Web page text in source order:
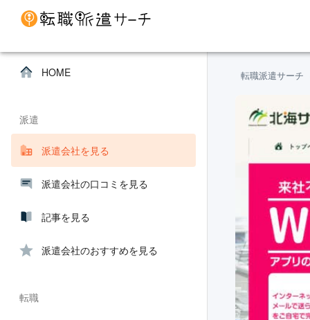
転職派遣サーチ
HOME
派遣
派遣会社を見る
派遣会社の口コミを見る
記事を見る
派遣会社のおすすめを見る
転職